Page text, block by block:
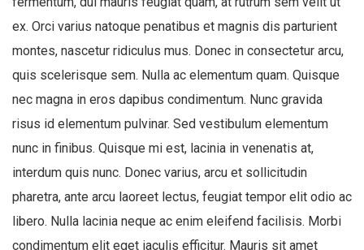
ex. Orci varius natoque penatibus et magnis dis parturient
montes, nascetur ridiculus mus. Donec in consectetur arcu,
quis scelerisque sem. Nulla ac elementum quam. Quisque
nec magna in eros dapibus condimentum. Nunc gravida
risus id elementum pulvinar. Sed vestibulum elementum
nunc in finibus. Quisque mi est, lacinia in venenatis at,
interdum quis nunc. Donec varius, arcu et sollicitudin
pharetra, ante arcu laoreet lectus, feugiat tempor elit odio ac
libero. Nulla lacinia neque ac enim eleifend facilisis. Morbi
condimentum elit eget iaculis efficitur. Mauris sit amet